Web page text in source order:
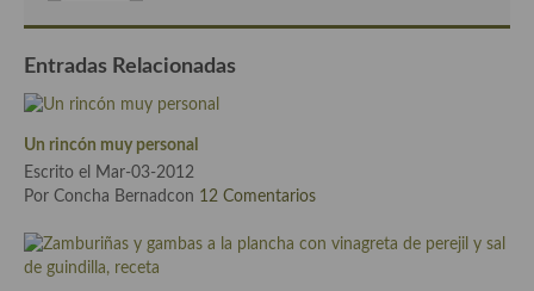
Cocina fusión
Cocinas de España
Cocina Andaluza
Cocina Aragonesa
Cocina Asturiana
Entradas Relacionadas
Un rincón muy personal
Escrito el Mar-03-2012
Por Concha Bernadcon 12 Comentarios